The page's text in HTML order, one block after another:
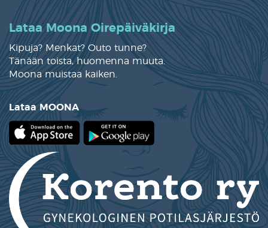
Lataa Moona Oirepäiväkirja
Kipuja? Menkat? Outo tunne?
Tänään toista, huomenna muuta.
Moona muistaa kaiken.
Lataa MOONA